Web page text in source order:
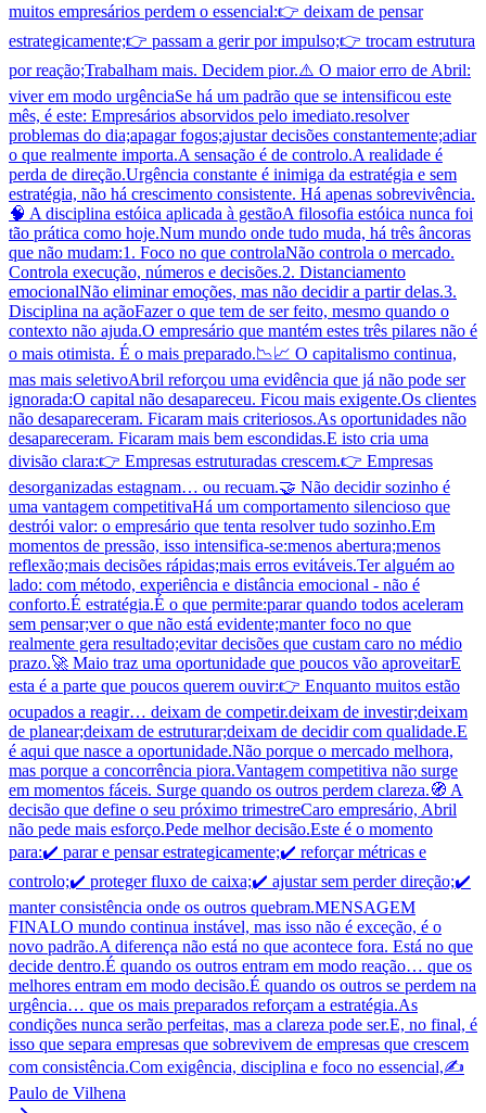
muitos empresários perdem o essencial:👉 deixam de pensar
estrategicamente;👉 passam a gerir por impulso;👉 trocam estrutura
por reação;Trabalham mais. Decidem pior.⚠️ O maior erro de Abril:
viver em modo urgênciaSe há um padrão que se intensificou este
mês, é este: Empresários absorvidos pelo imediato.resolver
problemas do dia;apagar fogos;ajustar decisões constantemente;adiar
o que realmente importa.A sensação é de controlo.A realidade é
perda de direção.Urgência constante é inimiga da estratégia e sem
estratégia, não há crescimento consistente. Há apenas sobrevivência.
🧠 A disciplina estóica aplicada à gestãoA filosofia estóica nunca foi
tão prática como hoje.Num mundo onde tudo muda, há três âncoras
que não mudam:1. Foco no que controlaNão controla o mercado.
Controla execução, números e decisões.2. Distanciamento
emocionalNão eliminar emoções, mas não decidir a partir delas.3.
Disciplina na açãoFazer o que tem de ser feito, mesmo quando o
contexto não ajuda.O empresário que mantém estes três pilares não é
o mais otimista. É o mais preparado.📉📈 O capitalismo continua,
mas mais seletivoAbril reforçou uma evidência que já não pode ser
ignorada:O capital não desapareceu. Ficou mais exigente.Os clientes
não desapareceram. Ficaram mais criteriosos.As oportunidades não
desapareceram. Ficaram mais bem escondidas.E isto cria uma
divisão clara:👉 Empresas estruturadas crescem.👉 Empresas
desorganizadas estagnam… ou recuam.🤝 Não decidir sozinho é
uma vantagem competitivaHá um comportamento silencioso que
destrói valor: o empresário que tenta resolver tudo sozinho.Em
momentos de pressão, isso intensifica-se:menos abertura;menos
reflexão;mais decisões rápidas;mais erros evitáveis.Ter alguém ao
lado: com método, experiência e distância emocional - não é
conforto.É estratégia.É o que permite:parar quando todos aceleram
sem pensar;ver o que não está evidente;manter foco no que
realmente gera resultado;evitar decisões que custam caro no médio
prazo.🚀 Maio traz uma oportunidade que poucos vão aproveitarE
esta é a parte que poucos querem ouvir:👉 Enquanto muitos estão
ocupados a reagir… deixam de competir.deixam de investir;deixam
de planear;deixam de estruturar;deixam de decidir com qualidade.E
é aqui que nasce a oportunidade.Não porque o mercado melhora,
mas porque a concorrência piora.Vantagem competitiva não surge
em momentos fáceis. Surge quando os outros perdem clareza.🧭 A
decisão que define o seu próximo trimestreCaro empresário, Abril
não pede mais esforço.Pede melhor decisão.Este é o momento
para:✔️ parar e pensar estrategicamente;✔️ reforçar métricas e
controlo;✔️ proteger fluxo de caixa;✔️ ajustar sem perder direção;✔️
manter consistência onde os outros quebram.MENSAGEM
FINALO mundo continua instável, mas isso não é exceção, é o
novo padrão.A diferença não está no que acontece fora. Está no que
decide dentro.É quando os outros entram em modo reação… que os
melhores entram em modo decisão.É quando os outros se perdem na
urgência… que os mais preparados reforçam a estratégia.As
condições nunca serão perfeitas, mas a clareza pode ser.E, no final, é
isso que separa empresas que sobrevivem de empresas que crescem
com consistência.Com exigência, disciplina e foco no essencial,✍️
Paulo de Vilhena